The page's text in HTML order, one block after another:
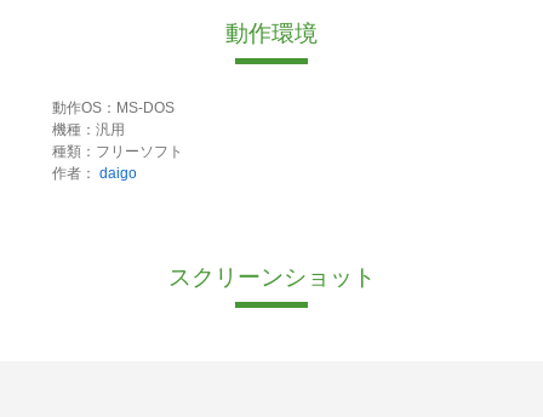
動作環境
動作OS：MS-DOS
機種：汎用
種類：フリーソフト
作者： daigo
スクリーンショット